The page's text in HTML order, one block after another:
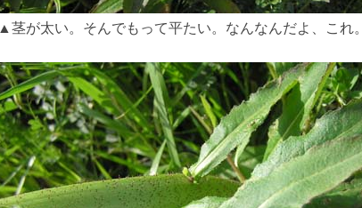
▲茎が太い。そんでもって平たい。なんなんだよ、これ。